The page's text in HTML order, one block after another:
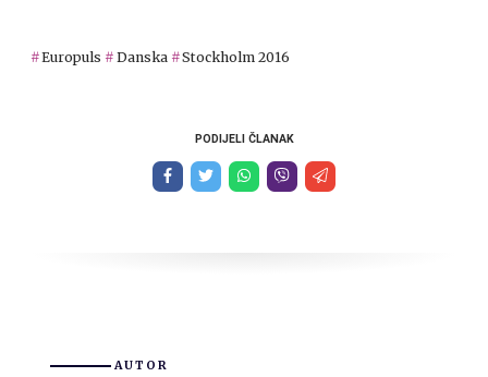
Europuls Danska Stockholm 2016
PODIJELI ČLANAK
AUTOR